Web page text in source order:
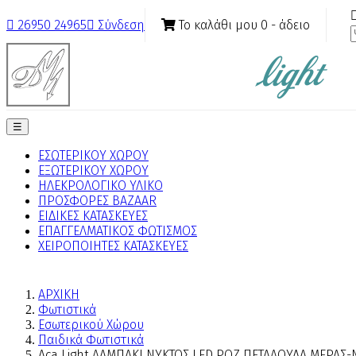
 26950 24965 Σύνδεση Το καλάθι μου 0 - άδειο
Toggle
navigation
☰
ΕΣΩΤΕΡΙΚΟΥ ΧΩΡΟΥ
ΕΞΩΤΕΡΙΚΟΥ ΧΩΡΟΥ
ΗΛΕΚΡΟΛΟΓΙΚΟ ΥΛΙΚΟ
ΠΡΟΣΦΟΡΕΣ BAZAAR
ΕΙΔΙΚΕΣ ΚΑΤΑΣΚΕΥΕΣ
ΕΠΑΓΓΕΛΜΑΤΙΚΟΣ ΦΩΤΙΣΜΟΣ
ΧΕΙΡΟΠΟΙΗΤΕΣ ΚΑΤΑΣΚΕΥΕΣ
ΑΡΧΙΚΗ
Φωτιστικά
Εσωτερικού Χώρου
Παιδικά Φωτιστικά